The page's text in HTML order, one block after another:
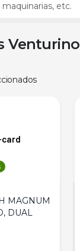
Venturino
MAGNUM
DUAL